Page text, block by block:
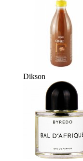
Dikson